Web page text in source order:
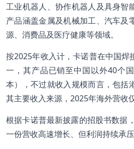
工业机器人、协作机器人及具身智
产品涵盖金属及机械加工、汽车及
源、消费品及医疗健康等领域。
按2025年收入计，卡诺普在中国焊
一，其产品已销至中国以外40个
本），不过就收入规模而言，包括
其主要收入来源，2025年海外营收
根据卡诺普最新披露的招股书数据
一份营收高速增长、但利润持续承压